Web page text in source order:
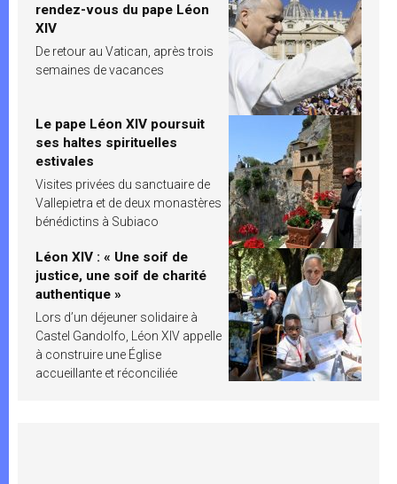
rendez-vous du pape Léon
XIV
De retour au Vatican, après trois
semaines de vacances
Le pape Léon XIV poursuit
ses haltes spirituelles
estivales
Visites privées du sanctuaire de
Vallepietra et de deux monastères
bénédictins à Subiaco
Léon XIV : « Une soif de
justice, une soif de charité
authentique »
Lors d’un déjeuner solidaire à
Castel Gandolfo, Léon XIV appelle
à construire une Église
accueillante et réconciliée